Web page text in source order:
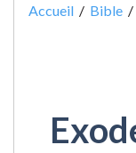
Accueil / Bible /